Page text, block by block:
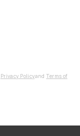
Privacy PolicyandTerms of